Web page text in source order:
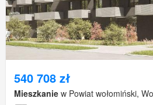
540 708 zł
Mieszkanie w Powiat wołomiński,